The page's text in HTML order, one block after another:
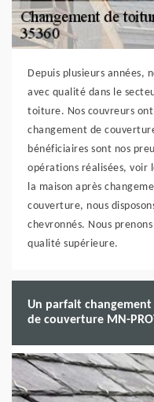
Depuis plusieurs années,
avec qualité dans le
toiture. Nos couvreurs
changement de
bénéficiaires sont nos
opérations réalisées, voir
la maison après
couverture, nous
chevronnés. Nous
qualité supérieure.
Un parfait
de couverture MN-